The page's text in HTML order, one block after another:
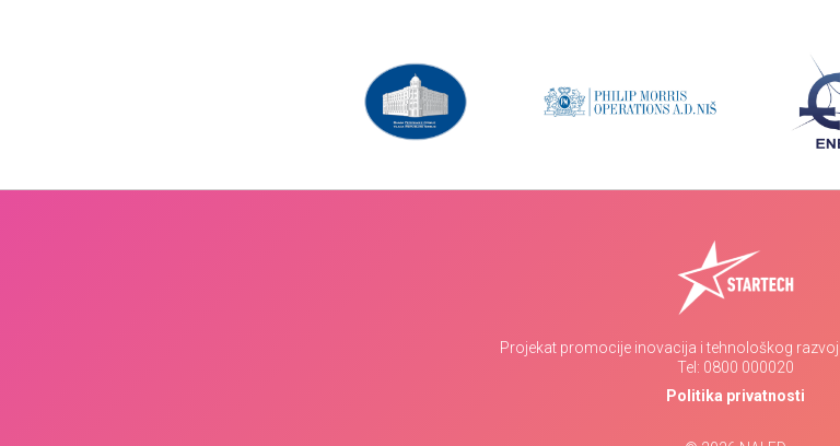
Projekat promocije inovacija i tehnološkog
Tel: 0800 000020
Politika privatnosti